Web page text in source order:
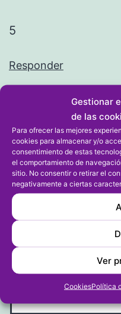
Gestionar
de las
Para ofrecer las mejores
cookies para almacenar y/o
consentimiento de estas
el comportamiento de
sitio. No consentir o retirar el
negativamente a ciertas
Ver
CookiesPolítica
5
Responder
Dejar un
Tu dirección de correo
Los campos
Comentario*